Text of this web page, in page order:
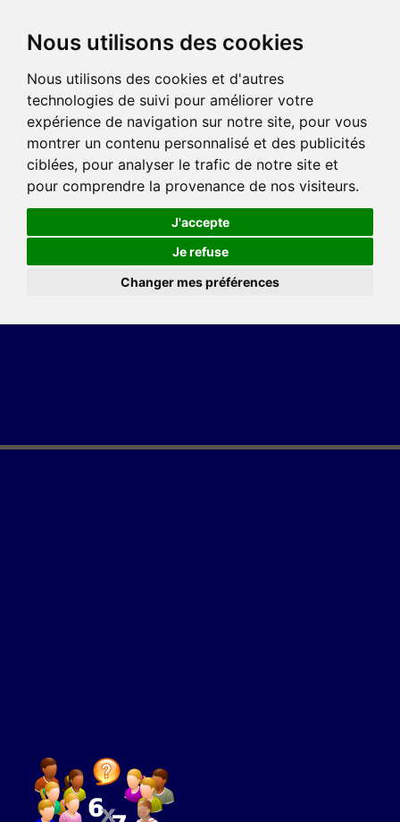
Nous utilisons des cookies
Nous utilisons des cookies et d'autres
technologies de suivi pour améliorer votre
expérience de navigation sur notre site, pour vous
montrer un contenu personnalisé et des publicités
ciblées, pour analyser le trafic de notre site et
pour comprendre la provenance de nos visiteurs.
J'accepte
Je refuse
Changer mes préférences